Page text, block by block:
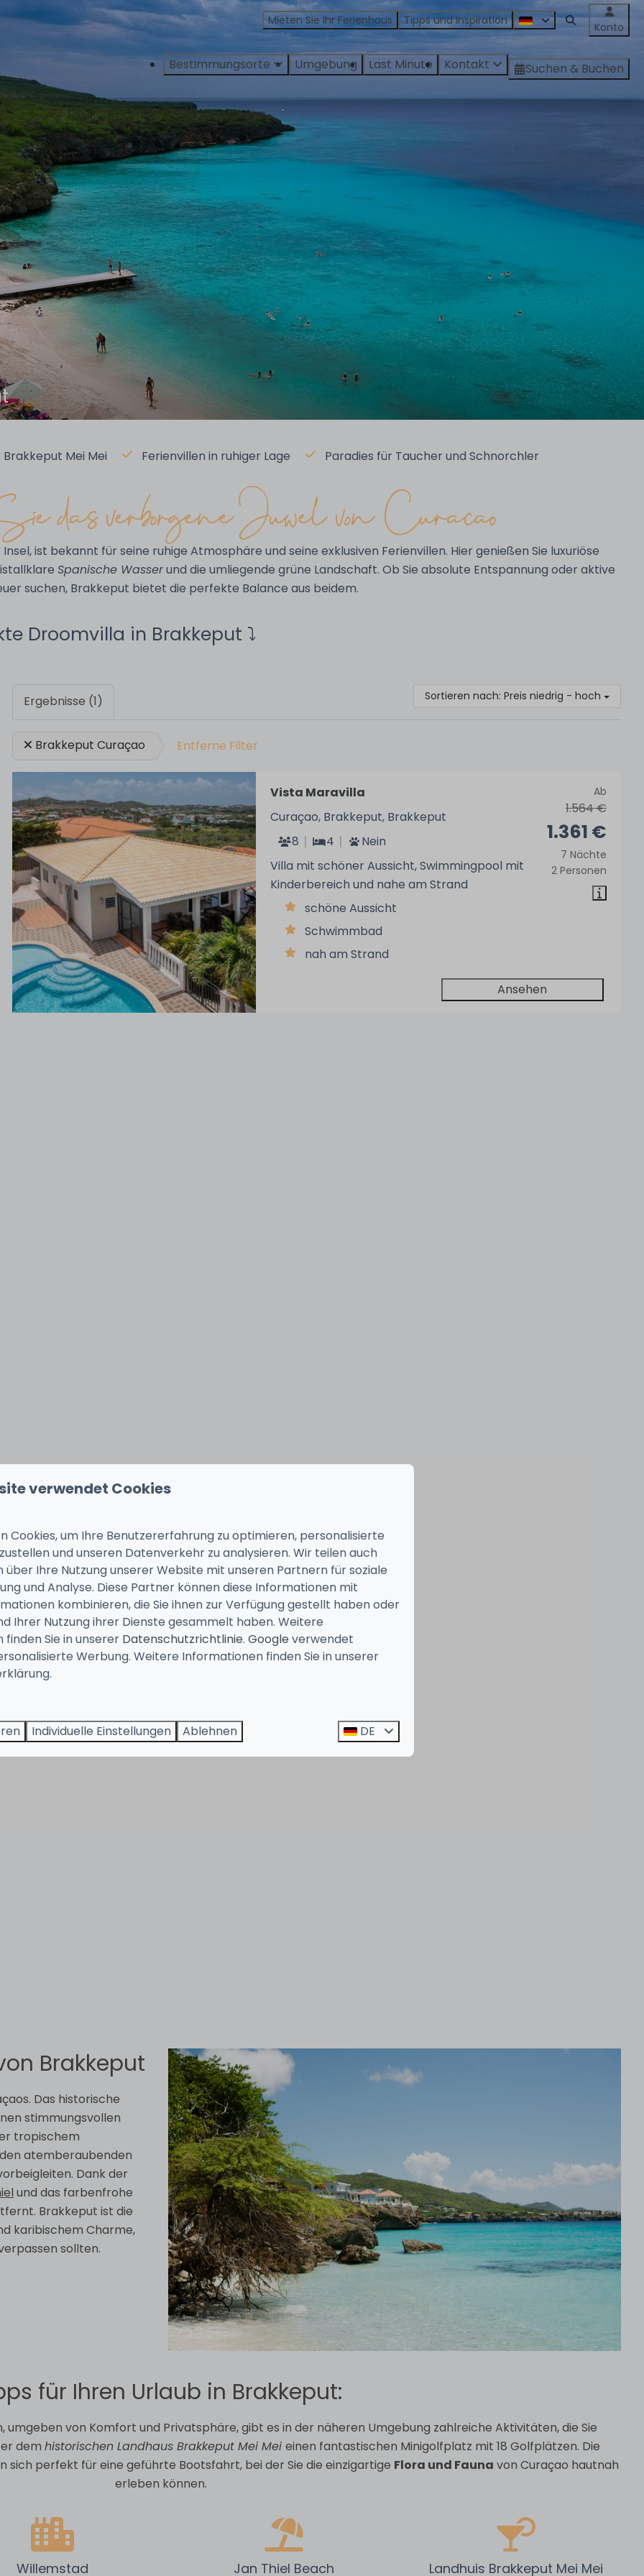
Mieten Sie Ihr Ferienhaus Tipps und Inspiration Konto
Bestimmungsorte Umgebung Last Minute Kontakt Suchen & Buchen
Mei Mei
Ferienvillen in ruhiger Lage Paradies für Taucher und Schnorchler
das verborgene Juwel von Curaçao
ist bekannt für seine ruhige Atmosphäre und seine exklusiven Ferienvillen. Hier genießen Sie luxuriöse
Spanische Wasserund die umliegende grüne Landschaft. Ob Sie absolute Entspannung oder aktive
suchen, Brakkeput bietet die perfekte Balance aus beidem.
Droomvilla in Brakkeput ⤵︎
Sortieren nach: Preis niedrig - hoch
Ergebnisse (1)
Brakkeput Curaçao Entferne Filter
Ab
1.564 €
1.361 €
7 Nächte
2 Personen
Vista Maravilla
Curaçao, Brakkeput, Brakkeput
8
4
Nein
Villa mit schöner Aussicht, Swimmingpool mit
Kinderbereich und nahe am Strand
schöne Aussicht
Schwimmbad
nah am Strand
Ansehen
Brakkeput
Das historische
stimmungsvollen
tropischem
atemberaubenden
Dank der
und das farbenfrohe
Brakkeput ist die
karibischem Charme,
sollten.
für Ihren Urlaub in Brakkeput:
umgeben von Komfort und Privatsphäre, gibt es in der näheren Umgebung zahlreiche Aktivitäten, die Sie
dem historischen Landhaus Brakkeput Mei Mei einen fantastischen Minigolfplatz mit 18 Golfplätzen. Die
perfekt für eine geführte Bootsfahrt, bei der Sie die einzigartige Flora und Fauna von Curaçao hautnah
erleben können.
Willemstad Jan Thiel Beach Landhuis Brakkeput Mei Mei
verwendet Cookies
Cookies, um Ihre Benutzererfahrung zu optimieren, personalisierte
und unseren Datenverkehr zu analysieren. Wir teilen auch
Ihre Nutzung unserer Website mit unseren Partnern für soziale
und Analyse. Diese Partner können diese Informationen mit
kombinieren, die Sie ihnen zur Verfügung gestellt haben oder
Ihrer Nutzung ihrer Dienste gesammelt haben. Weitere
Sie in unserer Datenschutzrichtlinie. Google verwendet
Werbung. Weitere Informationen finden Sie in unserer
Individuelle Einstellungen Ablehnen DE